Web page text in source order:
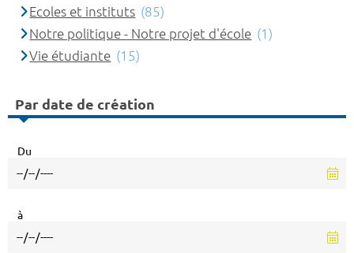
Ecoles et instituts (85)
Notre politique - Notre projet d'école (1)
Vie étudiante (15)
Par date de création
Du
à